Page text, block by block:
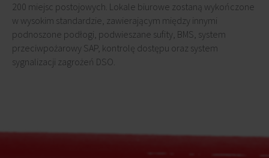
200 miejsc postojowych. Lokale biurowe zostaną wykończone
w wysokim standardzie, zawierającym między innymi
podnoszone podłogi, podwieszane sufity, BMS, system
przeciwpożarowy SAP, kontrolę dostępu oraz system
sygnalizacji zagrożeń DSO.